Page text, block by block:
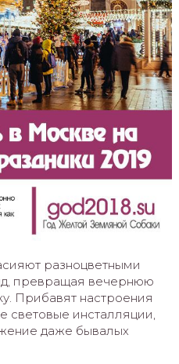
разноцветными
превращая вечернюю
Прибавят настроения
световые инсталляции,
даже бывалых